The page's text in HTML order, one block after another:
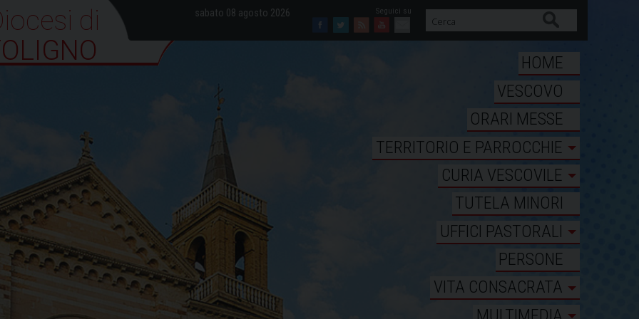
sabato 08 agosto 2026
Facebook
Twitter
FeedYoutube
Mail
di Foligno
HOME
VESCOVO
ORARI MESSE
TERRITORIO E PARROCCHIE
CURIA VESCOVILE
TUTELA MINORI
UFFICI PASTORALI
PERSONE
VITA CONSACRATA